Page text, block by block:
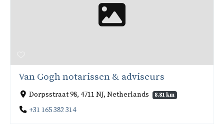
Van Gogh notarissen & adviseurs
Dorpsstraat 98, 4711 NJ, Netherlands 8.81 km
+31 165 382 314